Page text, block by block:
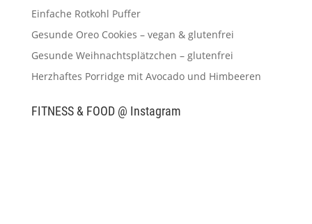
Einfache Rotkohl Puffer
Gesunde Oreo Cookies – vegan & glutenfrei
Gesunde Weihnachtsplätzchen – glutenfrei
Herzhaftes Porridge mit Avocado und Himbeeren
FITNESS & FOOD @ Instagram